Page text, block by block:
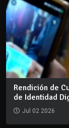
Rendición de
de Identidad
Jul 02 2026